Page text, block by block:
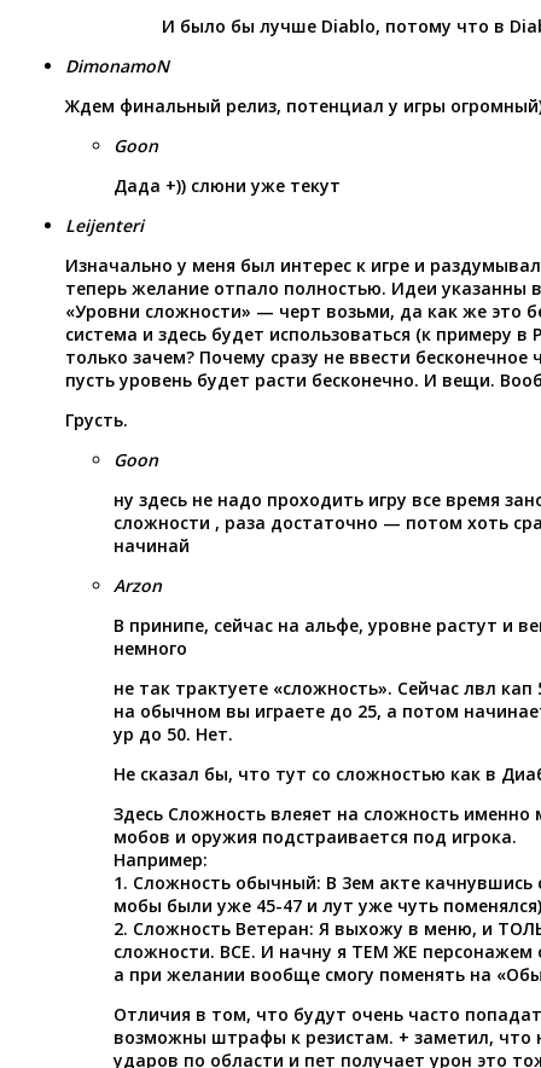
И было бы лучше Diablo, потому что в
DimonamoN
Ждем финальный релиз, потенциал у игры
Goon
Дада +)) слюни уже текут
Leijenteri
Изначально у меня был интерес к игре и
теперь желание отпало полностью. Идеи указанны
«Уровни сложности» — черт возьми, да как же это
система и здесь будет использоваться (к примеру в
только зачем? Почему сразу не ввести бесконечное
пусть уровень будет расти бесконечно. И вещи.
Грусть.
Goon
ну здесь не надо проходить игру все время
сложности , раза достаточно — потом хоть
начинай
Arzon
В принипе, сейчас на альфе, уровне растут и
немного
не так трактуете «сложность». Сейчас лвл кап
на обычном вы играете до 25, а потом
ур до 50. Нет.
Не сказал бы, что тут со сложностью как в
Здесь Сложность влеяет на сложность именно
мобов и оружия подстраивается под игрока.
Например:
1. Сложность обычный: В 3ем акте качнувшись
мобы были уже 45-47 и лут уже чуть поменялся)
2. Сложность Ветеран: Я выхожу в меню, и
сложности. ВСЕ. И начну я ТЕМ ЖЕ персонажем
а при желании вообще смогу поменять на
Отличия в том, что будут очень часто
возможны штрафы к резистам. + заметил, что
ударов по области и пет получает урон это